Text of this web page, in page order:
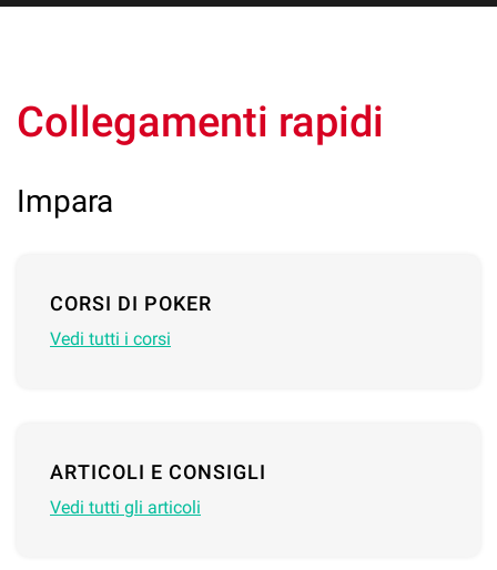
Collegamenti rapidi
Impara
CORSI DI POKER
Vedi tutti i corsi
ARTICOLI E CONSIGLI
Vedi tutti gli articoli